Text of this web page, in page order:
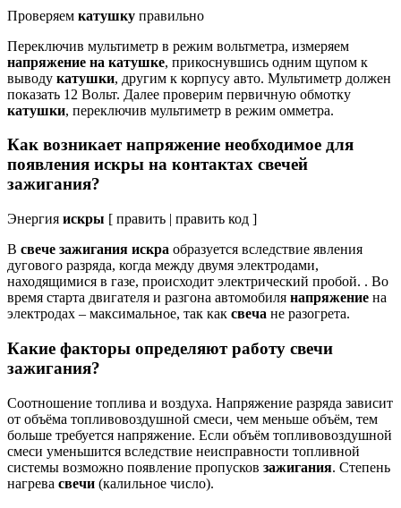
Проверяем катушку правильно
Переключив мультиметр в режим вольтметра, измеряем
напряжение на катушке, прикоснувшись одним щупом к
выводу катушки, другим к корпусу авто. Мультиметр должен
показать 12 Вольт. Далее проверим первичную обмотку
катушки, переключив мультиметр в режим омметра.
Как возникает напряжение необходимое для
появления искры на контактах свечей
зажигания?
Энергия искры [ править | править код ]
В свече зажигания искра образуется вследствие явления
дугового разряда, когда между двумя электродами,
находящимися в газе, происходит электрический пробой. . Во
время старта двигателя и разгона автомобиля напряжение на
электродах – максимальное, так как свеча не разогрета.
Какие факторы определяют работу свечи
зажигания?
Соотношение топлива и воздуха. Напряжение разряда зависит
от объёма топливовоздушной смеси, чем меньше объём, тем
больше требуется напряжение. Если объём топливовоздушной
смеси уменьшится вследствие неисправности топливной
системы возможно появление пропусков зажигания. Степень
нагрева свечи (калильное число).